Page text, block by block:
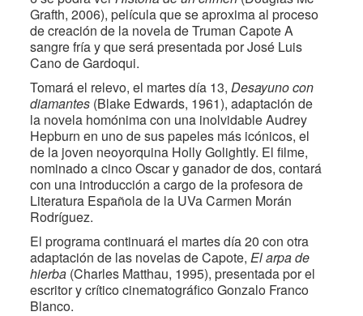
Grafth, 2006), película que se aproxima al proceso
de creación de la novela de Truman Capote A
sangre fría y que será presentada por José Luis
Cano de Gardoqui.
Tomará el relevo, el martes día 13,Desayuno con
diamantes (Blake Edwards, 1961), adaptación de
la novela homónima con una inolvidable Audrey
Hepburn en uno de sus papeles más icónicos, el
de la joven neoyorquina Holly Golightly. El filme,
nominado a cinco Oscar y ganador de dos, contará
con una introducción a cargo de la profesora de
Literatura Española de la UVa Carmen Morán
Rodríguez.
El programa continuará el martes día 20 con otra
adaptación de las novelas de Capote,El arpa de
hierba (Charles Matthau, 1995), presentada por el
escritor y crítico cinematográfico Gonzalo Franco
Blanco.